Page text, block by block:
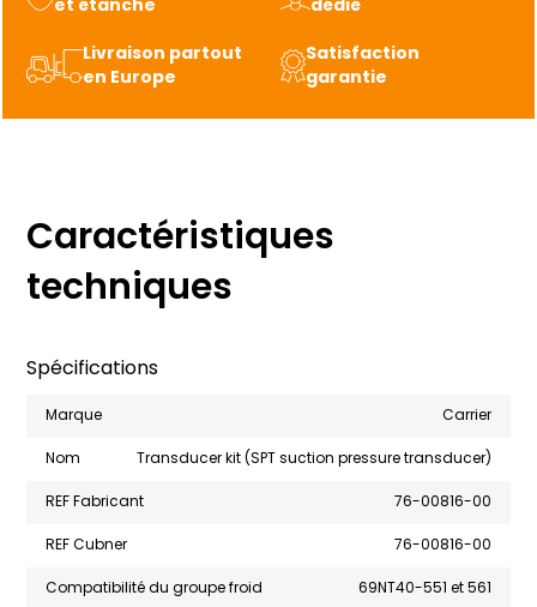
et étanche
dédié
Livraison partout
en Europe
Satisfaction
garantie
Caractéristiques
techniques
Spécifications
Marque
Carrier
Nom
Transducer kit (SPT suction pressure transducer)
REF Fabricant
76-00816-00
REF Cubner
76-00816-00
Compatibilité du groupe froid
69NT40-551 et 561